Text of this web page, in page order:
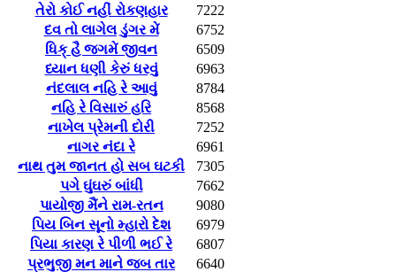
તેરો કોઈ નહીં રોકણહાર
7222
દવ તો લાગેલ ડુંગર મેં
6752
ધિક્ હૈ જગમેં જીવન
6509
ધ્યાન ધણી કેરું ધરવું
6963
નંદલાલ નહિ રે આવું
8784
નહિ રે વિસારું હરિ
8568
નાખેલ પ્રેમની દોરી
7252
નાગર નંદા રે
6961
નાથ તુમ જાનત હો સબ ઘટકી
7305
પગે ઘુંઘરું બાંધી
7662
પાયોજી મૈંને રામ-રતન
9080
પિય બિન સૂનો મ્હારો દેશ
6979
પિયા કારણ રે પીળી ભઈ રે
6807
પ્રભુજી મન માને જબ તાર
6640